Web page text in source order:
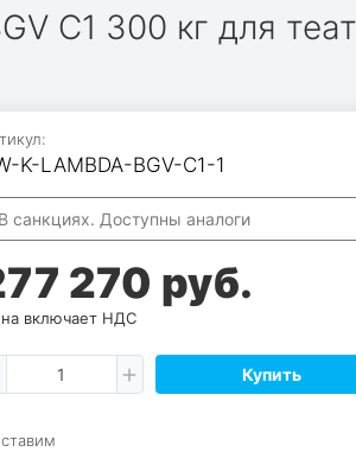
C1 300 кг для
K-LAMBDA-BGV-C1-1
В санкциях. Доступны аналоги
270 руб.
включает НДС
Купить